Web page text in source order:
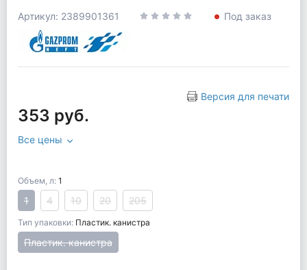
Артикул: 2389901361 Под заказ
Версия для печати
353 руб.
Все цены
Объем, л: 1
1 4 10 20 205
Тип упаковки: Пластик. канистра
Пластик. канистра